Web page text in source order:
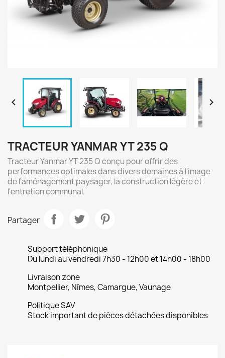
navigate_before navigate_next
TRACTEUR YANMAR YT 235 Q
Tracteur Yanmar YT 235 Q conçu pour offrir des
performances optimales dans divers domaines à l'image
de l'aménagement paysager, la construction légère et
l'entretien communal.
Partager
Support téléphonique
Du lundi au vendredi 7h30 - 12h00 et 14h00 - 18h00
Livraison zone
Montpellier, Nîmes, Camargue, Vaunage
Politique SAV
Stock important de pièces détachées disponibles